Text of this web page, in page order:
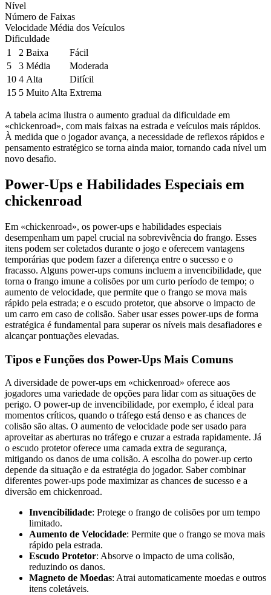
Nível
Número de Faixas
Velocidade Média dos Veículos
Dificuldade
1
2 Baixa
Fácil
5
3 Média
Moderada
10 4 Alta
Difícil
15 5 Muito Alta Extrema
A tabela acima ilustra o aumento gradual da dificuldade em
«chickenroad», com mais faixas na estrada e veículos mais rápidos.
À medida que o jogador avança, a necessidade de reflexos rápidos e
pensamento estratégico se torna ainda maior, tornando cada nível um
novo desafio.
Power-Ups e Habilidades Especiais em
chickenroad
Em «chickenroad», os power-ups e habilidades especiais
desempenham um papel crucial na sobrevivência do frango. Esses
itens podem ser coletados durante o jogo e oferecem vantagens
temporárias que podem fazer a diferença entre o sucesso e o
fracasso. Alguns power-ups comuns incluem a invencibilidade, que
torna o frango imune a colisões por um curto período de tempo; o
aumento de velocidade, que permite que o frango se mova mais
rápido pela estrada; e o escudo protetor, que absorve o impacto de
um carro em caso de colisão. Saber usar esses power-ups de forma
estratégica é fundamental para superar os níveis mais desafiadores e
alcançar pontuações elevadas.
Tipos e Funções dos Power-Ups Mais Comuns
A diversidade de power-ups em «chickenroad» oferece aos
jogadores uma variedade de opções para lidar com as situações de
perigo. O power-up de invencibilidade, por exemplo, é ideal para
momentos críticos, quando o tráfego está denso e as chances de
colisão são altas. O aumento de velocidade pode ser usado para
aproveitar as aberturas no tráfego e cruzar a estrada rapidamente. Já
o escudo protetor oferece uma camada extra de segurança,
mitigando os danos de uma colisão. A escolha do power-up certo
depende da situação e da estratégia do jogador. Saber combinar
diferentes power-ups pode maximizar as chances de sucesso e a
diversão em chickenroad.
Invencibilidade: Protege o frango de colisões por um tempo
limitado.
Aumento de Velocidade: Permite que o frango se mova mais
rápido pela estrada.
Escudo Protetor: Absorve o impacto de uma colisão,
reduzindo os danos.
Magneto de Moedas: Atrai automaticamente moedas e outros
itens coletáveis.